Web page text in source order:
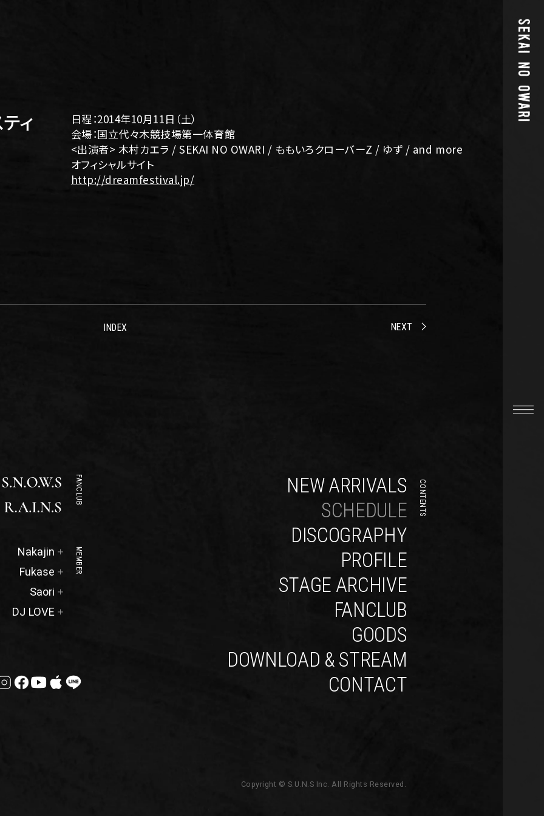
ィ
日程：2014年10月11日（土）
会場：国立代々木競技場第一体育館
<出演者> 木村カエラ / SEKAI NO OWARI / ももいろクローバーZ / ゆず / and more
オフィシャルサイト
http://dreamfestival.jp/
INDEX NEXT
CONTENTS
NEW ARRIVALS
SCHEDULE
DISCOGRAPHY
PROFILE
STAGE ARCHIVE
FANCLUB
GOODS
DOWNLOAD & STREAM
CONTACT
FANCLUB
MEMBER
Nakajin
Official
Site
Fukase
Official
Saori
DJ LOVE
Copyright © S.U.N.S Inc. All Rights Reserved.